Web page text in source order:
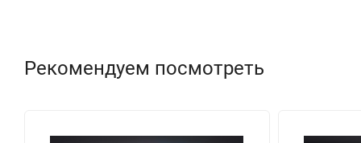
Рекомендуем посмотреть